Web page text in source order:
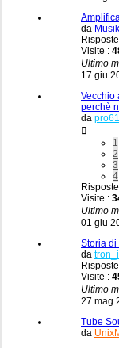
da
Visite :
Ultimo
17 giu
Vecchio
perchè
da pro61
1
2
3
4
Visite :
Ultimo
01 giu
Storia di
da
Visite :
Ultimo
27 mag
Tube
da